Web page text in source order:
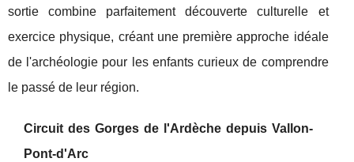
sortie combine parfaitement découverte culturelle et
exercice physique, créant une première approche idéale
de l'archéologie pour les enfants curieux de comprendre
le passé de leur région.
Circuit des Gorges de l'Ardèche depuis Vallon-
Pont-d'Arc